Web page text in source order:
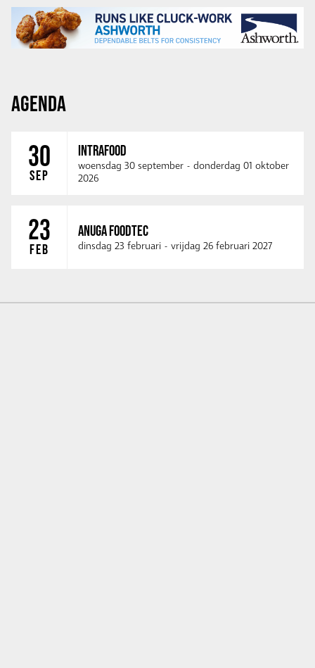
AGENDA
30
SEP
INTRAFOOD
woensdag 30 september - donderdag 01 oktober
2026
23
FEB
ANUGA FOODTEC
dinsdag 23 februari - vrijdag 26 februari 2027